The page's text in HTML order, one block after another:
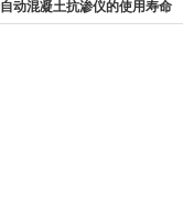
动混凝土抗渗仪的使用寿命